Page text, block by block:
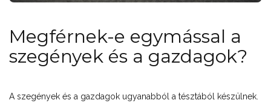
Megférnek-e egymással a
szegények és a gazdagok?
A szegények és a gazdagok ugyanabból a tésztából készülnek.